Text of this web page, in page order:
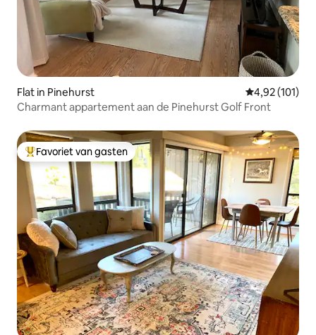
Flat in Pinehurst Gemiddelde
4,92 (101)
Charmant appartement aan de Pinehurst Golf Front
Topfavoriet van gasten
Favoriet van gasten